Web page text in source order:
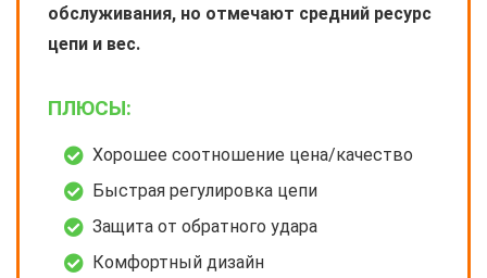
обслуживания, но отмечают средний ресурс
цепи и вес.
ПЛЮСЫ:
Хорошее соотношение цена/качество
Быстрая регулировка цепи
Защита от обратного удара
Комфортный дизайн